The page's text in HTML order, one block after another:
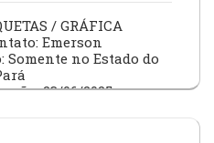
/ GRÁFICA
Emerson
Somente no Estado do
23/06/2025